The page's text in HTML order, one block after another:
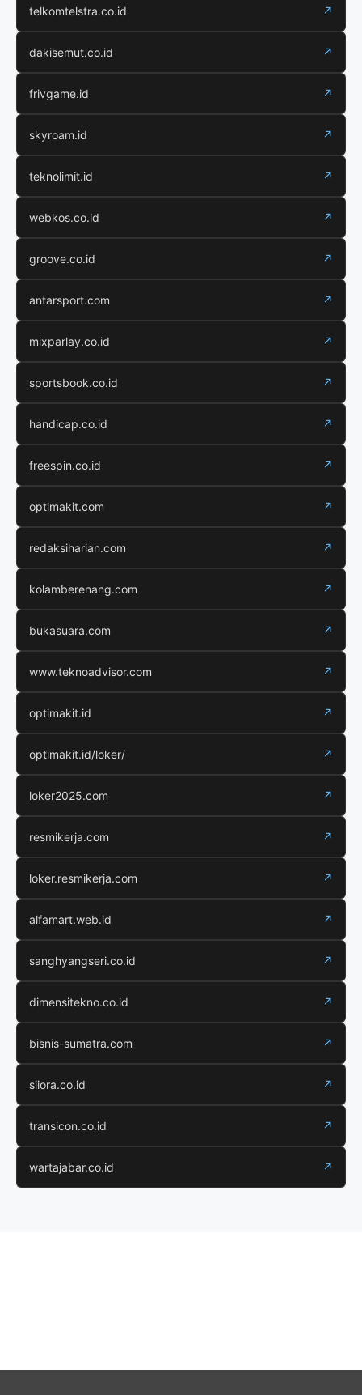
telkomtelstra.co.id ↗
dakisemut.co.id ↗
frivgame.id ↗
skyroam.id ↗
teknolimit.id ↗
webkos.co.id ↗
groove.co.id ↗
antarsport.com ↗
mixparlay.co.id ↗
sportsbook.co.id ↗
handicap.co.id ↗
freespin.co.id ↗
optimakit.com ↗
redaksiharian.com ↗
kolamberenang.com ↗
bukasuara.com ↗
www.teknoadvisor.com ↗
optimakit.id ↗
optimakit.id/loker/ ↗
loker2025.com ↗
resmikerja.com ↗
loker.resmikerja.com ↗
alfamart.web.id ↗
sanghyangseri.co.id ↗
dimensitekno.co.id ↗
bisnis-sumatra.com ↗
siiora.co.id ↗
transicon.co.id ↗
wartajabar.co.id ↗